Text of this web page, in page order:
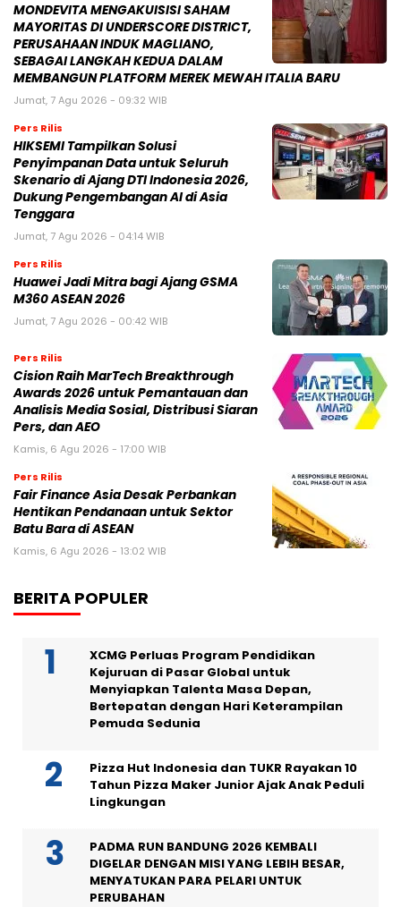
MONDEVITA MENGAKUISISI SAHAM
MAYORITAS DI UNDERSCORE DISTRICT,
PERUSAHAAN INDUK MAGLIANO,
SEBAGAI LANGKAH KEDUA DALAM
MEMBANGUN PLATFORM MEREK MEWAH ITALIA BARU
Jumat, 7 Agu 2026 - 09:32 WIB
Pers Rilis
HIKSEMI Tampilkan Solusi
Penyimpanan Data untuk Seluruh
Skenario di Ajang DTI Indonesia 2026,
Dukung Pengembangan AI di Asia
Tenggara
Jumat, 7 Agu 2026 - 04:14 WIB
Pers Rilis
Huawei Jadi Mitra bagi Ajang GSMA
M360 ASEAN 2026
Jumat, 7 Agu 2026 - 00:42 WIB
Pers Rilis
Cision Raih MarTech Breakthrough
Awards 2026 untuk Pemantauan dan
Analisis Media Sosial, Distribusi Siaran
Pers, dan AEO
Kamis, 6 Agu 2026 - 17:00 WIB
Pers Rilis
Fair Finance Asia Desak Perbankan
Hentikan Pendanaan untuk Sektor
Batu Bara di ASEAN
Kamis, 6 Agu 2026 - 13:02 WIB
BERITA POPULER
XCMG Perluas Program Pendidikan
Kejuruan di Pasar Global untuk
Menyiapkan Talenta Masa Depan,
Bertepatan dengan Hari Keterampilan
Pemuda Sedunia
Pizza Hut Indonesia dan TUKR Rayakan 10
Tahun Pizza Maker Junior Ajak Anak Peduli
Lingkungan
PADMA RUN BANDUNG 2026 KEMBALI
DIGELAR DENGAN MISI YANG LEBIH BESAR,
MENYATUKAN PARA PELARI UNTUK
PERUBAHAN